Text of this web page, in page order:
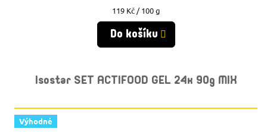
Měrná
cena:
119 Kč / 100 g
Do košíku
Isostar SET ACTIFOOD GEL 24x 90g MIX
Výhodné